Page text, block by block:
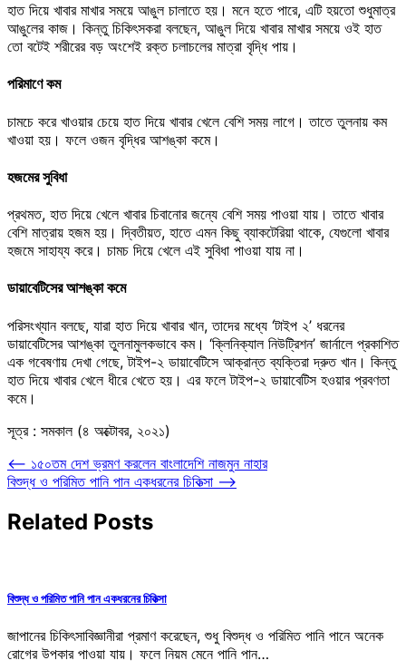
হাত দিয়ে খাবার মাখার সময়ে আঙুল চালাতে হয়। মনে হতে পারে, এটি হয়তো শুধুমাত্র
আঙুলের কাজ। কিন্তু চিকিৎসকরা বলছেন, আঙুল দিয়ে খাবার মাখার সময়ে ওই হাত
তো বটেই শরীরের বড় অংশেই রক্ত চলাচলের মাত্রা বৃদ্ধি পায়।
পরিমাণে কম
চামচে করে খাওয়ার চেয়ে হাত দিয়ে খাবার খেলে বেশি সময় লাগে। তাতে তুলনায় কম
খাওয়া হয়। ফলে ওজন বৃদ্ধির আশঙ্কা কমে।
হজমের সুবিধা
প্রথমত, হাত দিয়ে খেলে খাবার চিবানোর জন্যে বেশি সময় পাওয়া যায়। তাতে খাবার
বেশি মাত্রায় হজম হয়। দ্বিতীয়ত, হাতে এমন কিছু ব্যাকটেরিয়া থাকে, যেগুলো খাবার
হজমে সাহায্য করে। চামচ দিয়ে খেলে এই সুবিধা পাওয়া যায় না।
ডায়াবেটিসের আশঙ্কা কমে
পরিসংখ্যান বলছে, যারা হাত দিয়ে খাবার খান, তাদের মধ্যে ‘টাইপ ২’ ধরনের
ডায়াবেটিসের আশঙ্কা তুলনামুলকভাবে কম। ‘ক্লিনিক্যাল নিউট্রিশন’ জার্নালে প্রকাশিত
এক গবেষণায় দেখা গেছে, টাইপ-২ ডায়াবেটিসে আক্রান্ত ব্যক্তিরা দ্রুত খান। কিন্তু
হাত দিয়ে খাবার খেলে ধীরে খেতে হয়। এর ফলে টাইপ-২ ডায়াবেটিস হওয়ার প্রবণতা
কমে।
সূত্র : সমকাল (৪ অক্টোবর, ২০২১)
Post
navigation
⟵ ১৫০তম দেশ ভ্রমণ করলেন বাংলাদেশি নাজমুন নাহার
বিশুদ্ধ ও পরিমিত পানি পান একধরনের চিকিত্সা ⟶
Related Posts
বিশুদ্ধ ও পরিমিত পানি পান একধরনের চিকিত্সা
জাপানের চিকিৎসাবিজ্ঞানীরা প্রমাণ করেছেন, শুধু বিশুদ্ধ ও পরিমিত পানি পানে অনেক
রোগের উপকার পাওয়া যায়। ফলে নিয়ম মেনে পানি পান…